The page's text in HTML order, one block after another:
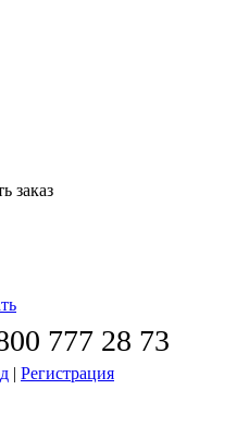
заказ
777 28 73
| Регистрация